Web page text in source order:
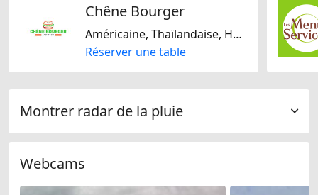
Chêne Bourger
Américaine, Thaïlandaise, Halal, Sans gluten
Réserver une table
Montrer radar de la pluie
Webcams